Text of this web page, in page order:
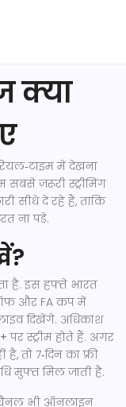
क्या
में देखना
ज़रूरी स्ट्रीमिंग
सीधे दे रहे हैं, ताकि
ना पड़े.
है. इस हफ़्ते भारत
और FA कप में
दिखेंगे. अधिकांश
पर स्ट्रीम होते हैं. अगर
तो 7‑दिन का फ्री
मुफ्त मिल जाती है.
चैनल भी ऑनलाइन